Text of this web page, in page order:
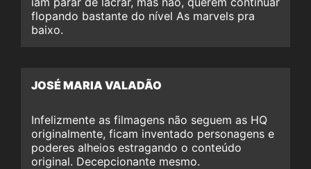
flopando bastante do nível As marvels pra
baixo.
JOSÉ MARIA VALADÃO
Infelizmente as filmagens não seguem as HQ
originalmente, ficam inventado personagens e
poderes alheios estragando o conteúdo
original. Decepcionante mesmo.